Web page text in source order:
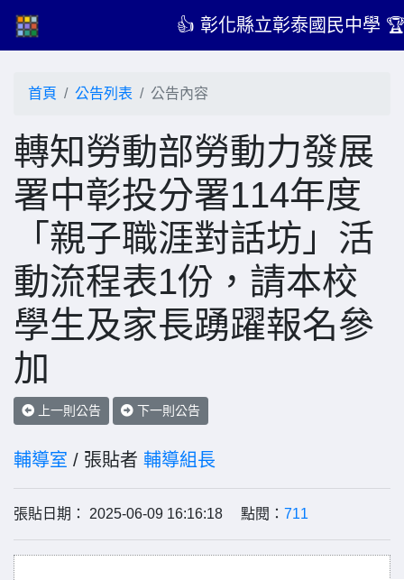
👍 彰化縣立彰泰國民中學
首頁 公告列表 公告內容
轉知勞動部勞動力發展
署中彰投分署114年度
「親子職涯對話坊」活
動流程表1份，請本校
學生及家長踴躍報名參
加
上一則公告 下一則公告
輔導室 / 張貼者 輔導組長
張貼日期： 2025-06-09 16:16:18 點閱： 711